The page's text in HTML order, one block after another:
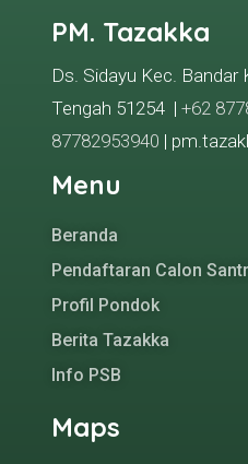
PM. Tazakka
Ds. Sidayu Kec. Bandar
Tengah 51254 | +62
87782953940 |
Menu
Beranda
Pendaftaran Calon
Profil Pondok
Berita Tazakka
Info PSB
Maps